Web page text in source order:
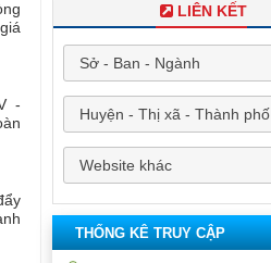
-
LIÊN KẾT
Sở - Ban - Ngành
Huyện - Thị xã - Thành phố
Website khác
THỐNG KÊ TRUY CẬP